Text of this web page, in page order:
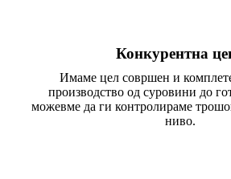
Конкурентна
Имаме цел совршен и
производство од суровини до
можевме да ги контролираме
ниво.